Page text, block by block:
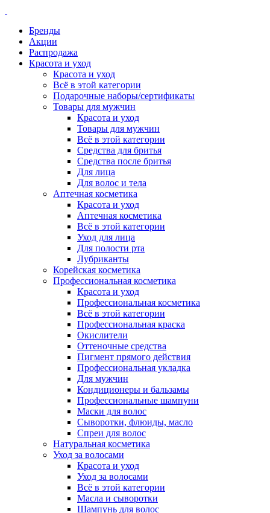
Бренды
Акции
Распродажа
Красота и уход
Красота и уход
Всё в этой категории
Подарочные наборы/сертификаты
Товары для мужчин
Красота и уход
Товары для мужчин
Всё в этой категории
Средства для бритья
Средства после бритья
Для лица
Для волос и тела
Аптечная косметика
Красота и уход
Аптечная косметика
Всё в этой категории
Уход для лица
Для полости рта
Лубриканты
Корейская косметика
Профессиональная косметика
Красота и уход
Профессиональная косметика
Всё в этой категории
Профессиональная краска
Окислители
Оттеночные средства
Пигмент прямого действия
Профессиональная укладка
Для мужчин
Кондиционеры и бальзамы
Профессиональные шампуни
Маски для волос
Сыворотки, флюиды, масло
Спреи для волос
Натуральная косметика
Уход за волосами
Красота и уход
Уход за волосами
Всё в этой категории
Масла и сыворотки
Шампунь для волос